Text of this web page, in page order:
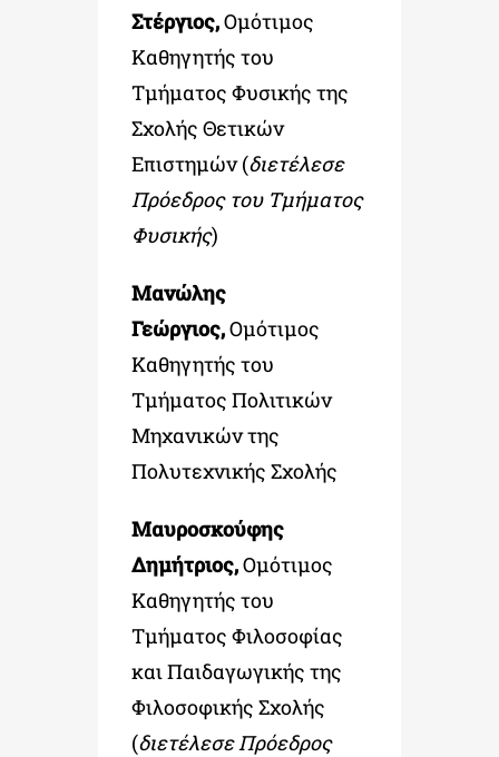
Στέργιος,Ομότιμος
Καθηγητής του
Τμήματος Φυσικής της
Σχολής Θετικών
Επιστημών (διετέλεσε
Πρόεδρος του Τμήματος
Φυσικής)
Μανώλης
Γεώργιος,Ομότιμος
Καθηγητής του
Τμήματος Πολιτικών
Μηχανικών της
Πολυτεχνικής Σχολής
Μαυροσκούφης
Δημήτριος,Ομότιμος
Καθηγητής του
Τμήματος Φιλοσοφίας
και Παιδαγωγικής της
Φιλοσοφικής Σχολής
(διετέλεσε Πρόεδρος